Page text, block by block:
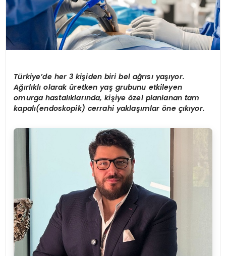
Türkiye’de her 3 kişiden biri bel ağrısı yaşıyor.
Ağırlıklı olarak üretken yaş grubunu etkileyen
omurga hastalıklarında, kişiye özel planlanan tam
kapalı(endoskopik) cerrahi yaklaşımlar öne çıkıyor.